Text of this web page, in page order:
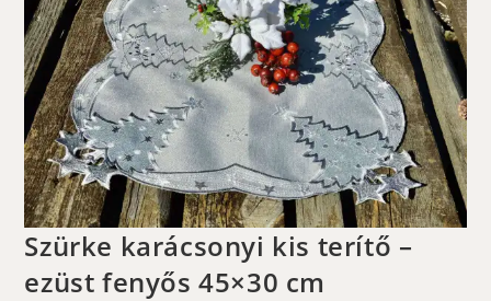
Szürke karácsonyi kis terítő –
ezüst fenyős 45×30 cm